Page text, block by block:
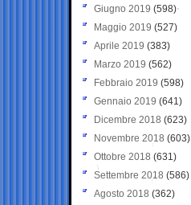
Giugno 2019 (598)
Maggio 2019 (527)
Aprile 2019 (383)
Marzo 2019 (562)
Febbraio 2019 (598)
Gennaio 2019 (641)
Dicembre 2018 (623)
Novembre 2018 (603)
Ottobre 2018 (631)
Settembre 2018 (586)
Agosto 2018 (362)